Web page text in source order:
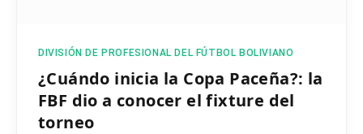
DIVISIÓN DE PROFESIONAL DEL FÚTBOL BOLIVIANO
¿Cuándo inicia la Copa Paceña?: la
FBF dio a conocer el fixture del
torneo